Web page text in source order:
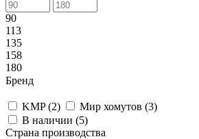
90
113
135
158
180
Бренд
KMP (2) Мир хомутов (3)
В наличии (5)
Страна производства